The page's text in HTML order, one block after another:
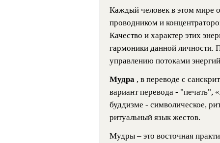
Каждый человек в этом мире
проводником и
Качество и характер этих
гармоники данной личности.
управлению потоками
Мудра , в переводе с
вариант перевода - "печать",
буддизме - символическое,
ритуальный язык жестов.
Мудры – это восточная